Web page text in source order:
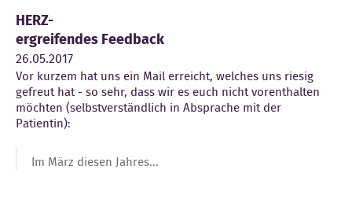
Blog
Angebot
Wissenswertes
Der Verein
Mitglied werden
HERZ-
ergreifendes Feedback
26.05.2017
Vor kurzem hat uns ein Mail erreicht, welches uns riesig
gefreut hat - so sehr, dass wir es euch nicht vorenthalten
möchten (selbstverständlich in Absprache mit der
Patientin):
Im März diesen Jahres...